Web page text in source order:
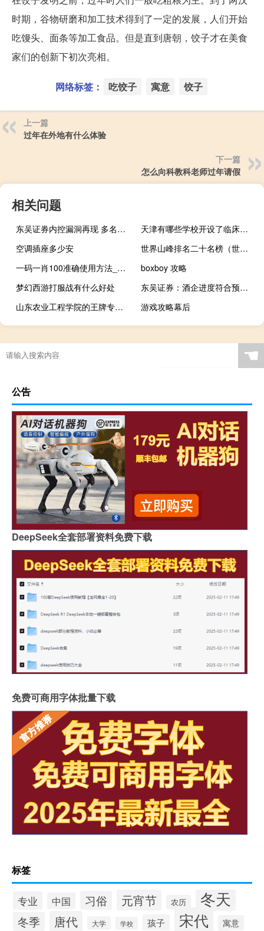
时期，谷物研磨和加工技术得到了一定的发展，人们开始
吃馒头、面条等加工食品。但是直到唐朝，饺子才在美食
家们的创新下初次亮相。
网络标签： 吃饺子 寓意 饺子
上一篇
过年在外地有什么体验
下一篇
怎么向科教科老师过年请假
相关问题
东吴证券内控漏洞再现 多名员工飞单遭监管责令改正
天津有哪些学校开设了临床药学专业
空调插座多少安
世界山峰排名二十名榜（世界山峰排名前10）
一码一肖100准确使用方法_智能AI深度解析_百度移动统计版.213.1.336
boxboy 攻略
梦幻西游打服战有什么好处
东吴证券：酒企进度符合预期渠道积极走量
山东农业工程学院的王牌专业是什么
游戏攻略幕后
☚
公告
DeepSeek全套部署资料免费下载
免费可商用字体批量下载
标签
专业 中国 习俗 元宵节 农历 冬天
冬季 唐代 大学 学校 孩子 宋代 寓意